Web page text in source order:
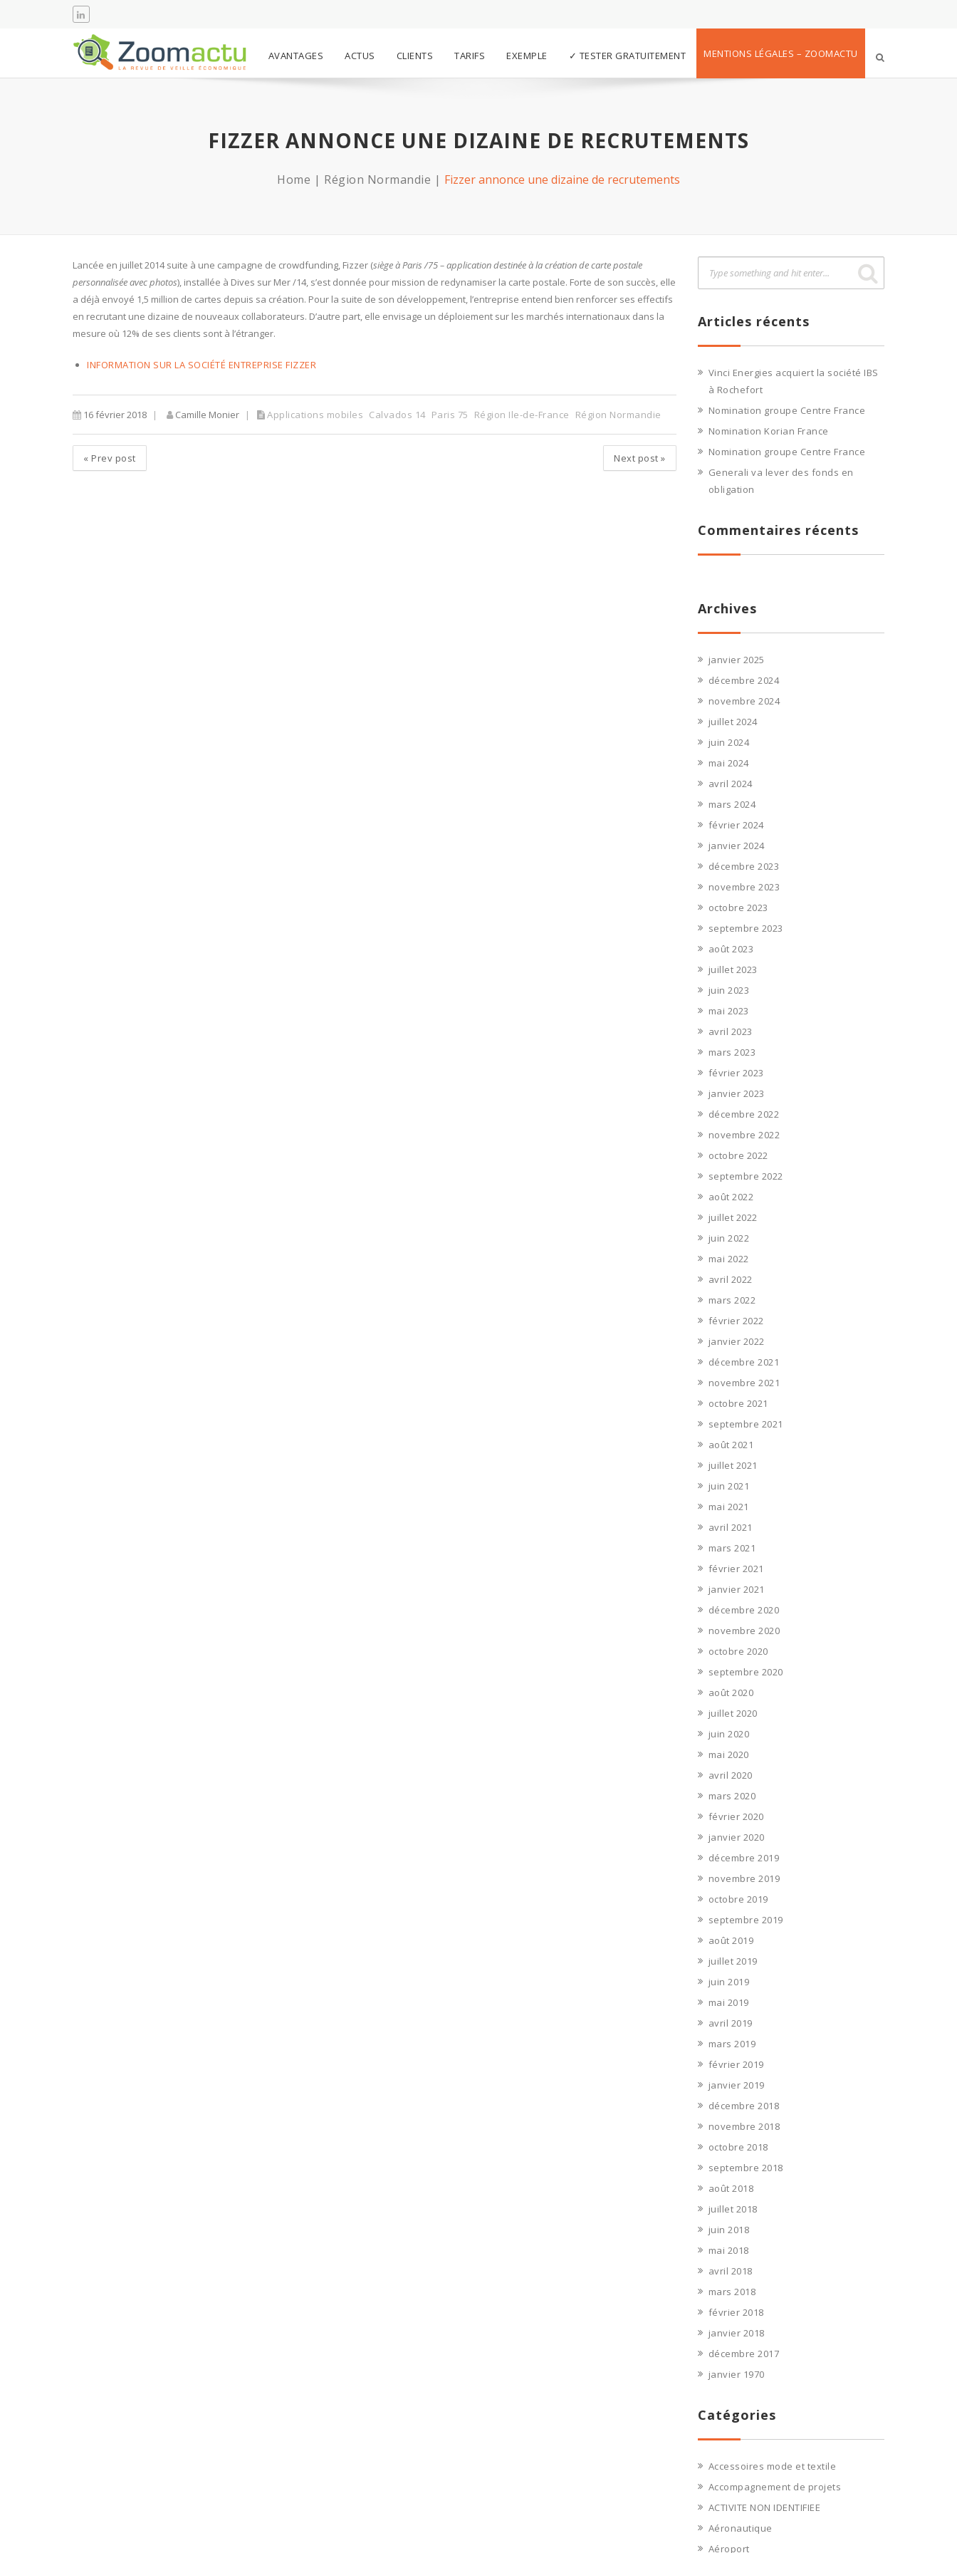
AVANTAGES ACTUS CLIENTS TARIFS EXEMPLE ✓ TESTER GRATUITEMENT MENTIONS LÉGALES – ZOOMACTU
FIZZER ANNONCE UNE DIZAINE DE RECRUTEMENTS
Home Région Normandie Fizzer annonce une dizaine de recrutements
Lancée en juillet 2014 suite à une campagne de crowdfunding, Fizzer (siège à Paris /75 – application destinée à la création de carte postale
personnalisée avec photos), installée à Dives sur Mer /14, s’est donnée pour mission de redynamiser la carte postale. Forte de son succès, elle
a déjà envoyé 1,5 million de cartes depuis sa création. Pour la suite de son développement, l’entreprise entend bien renforcer ses effectifs
en recrutant une dizaine de nouveaux collaborateurs. D’autre part, elle envisage un déploiement sur les marchés internationaux dans la
mesure où 12% de ses clients sont à l’étranger.
INFORMATION SUR LA SOCIÉTÉ ENTREPRISE FIZZER
16 février 2018 Camille Monier Applications mobiles Calvados 14 Paris 75 Région Ile-de-France Région Normandie
« Prev post Next post »
Articles récents
Vinci Energies acquiert la société IBS
à Rochefort
Nomination groupe Centre France
Nomination Korian France
Nomination groupe Centre France
Generali va lever des fonds en
obligation
Commentaires récents
Archives
janvier 2025
décembre 2024
novembre 2024
juillet 2024
juin 2024
mai 2024
avril 2024
mars 2024
février 2024
janvier 2024
décembre 2023
novembre 2023
octobre 2023
septembre 2023
août 2023
juillet 2023
juin 2023
mai 2023
avril 2023
mars 2023
février 2023
janvier 2023
décembre 2022
novembre 2022
octobre 2022
septembre 2022
août 2022
juillet 2022
juin 2022
mai 2022
avril 2022
mars 2022
février 2022
janvier 2022
décembre 2021
novembre 2021
octobre 2021
septembre 2021
août 2021
juillet 2021
juin 2021
mai 2021
avril 2021
mars 2021
février 2021
janvier 2021
décembre 2020
novembre 2020
octobre 2020
septembre 2020
août 2020
juillet 2020
juin 2020
mai 2020
avril 2020
mars 2020
février 2020
janvier 2020
décembre 2019
novembre 2019
octobre 2019
septembre 2019
août 2019
juillet 2019
juin 2019
mai 2019
avril 2019
mars 2019
février 2019
janvier 2019
décembre 2018
novembre 2018
octobre 2018
septembre 2018
août 2018
juillet 2018
juin 2018
mai 2018
avril 2018
mars 2018
février 2018
janvier 2018
décembre 2017
janvier 1970
Catégories
Accessoires mode et textile
Accompagnement de projets
ACTIVITE NON IDENTIFIEE
Aéronautique
Aéroport